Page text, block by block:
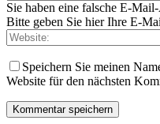
Sie haben eine falsche E-
Bitte geben Sie hier Ihre E-
Speichern Sie meinen
Website für den nächsten